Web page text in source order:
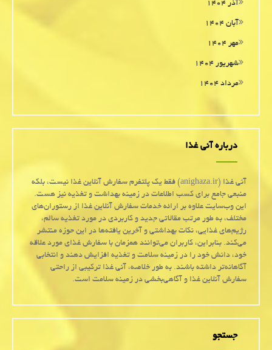
آذر ۱۴۰۴
آبان ۱۴۰۴
مهر ۱۴۰۴
شهریور ۱۴۰۴
مرداد ۱۴۰۴
درباره آنی غذا
آنی غذا (anighaza.ir) فقط یک پلتفرم سفارش آنلاین غذا نیست، بلکه
منبعی جامع برای کسب اطلاعات در زمینه بهداشت و تغذیه نیز هست.
این وب‌سایت علاوه بر ارائه خدمات سفارش آنلاین غذا از رستوران‌های
مختلف، به طور مرتب مقالاتی جدید و کاربردی در مورد تغذیه سالم،
رژیم‌های غذایی، نکات بهداشتی و آخرین یافته‌ها در این حوزه منتشر
می‌کند. بنابراین، کاربران می‌توانند همزمان با سفارش غذای مورد علاقه
خود، دانش خود را در زمینه سلامت و تغذیه افزایش دهند و انتخابی
آگاهانه‌تر داشته باشند. به طور خلاصه، آنی غذا ترکیبی از راحتی
سفارش آنلاین غذا و آگاهی‌بخشی در زمینه سلامت است.
جستجو